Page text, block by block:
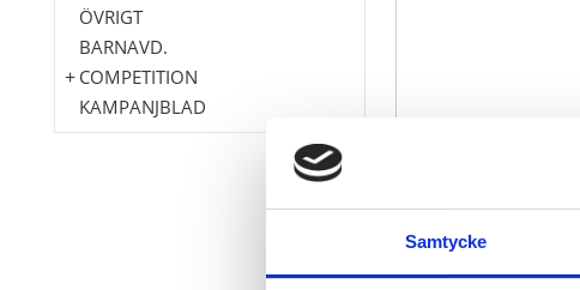
Samtycke
DIN 895 / ISO 3318
ÖVRIGT
BARNAVD.
COMPETITION
KAMPANJBLAD